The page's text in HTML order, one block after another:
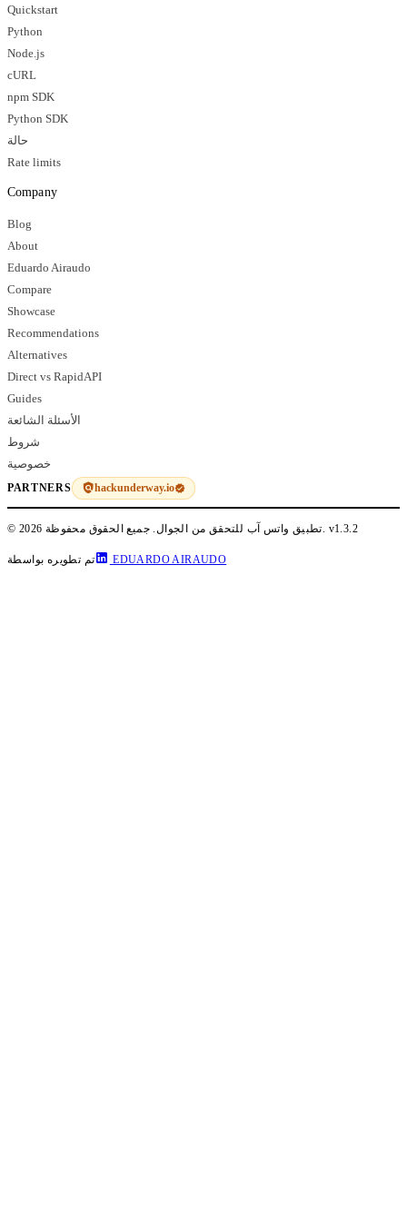
Quickstart
Python
Node.js
cURL
npm SDK
Python SDK
حالة
Rate limits
Company
Blog
About
Eduardo Airaudo
Compare
Showcase
Recommendations
Alternatives
Direct vs RapidAPI
Guides
الأسئلة الشائعة
شروط
خصوصية
PARTNERS hackunderway.io
v1.3.2
تم تطويره بواسطة EDUARDO AIRAUDO